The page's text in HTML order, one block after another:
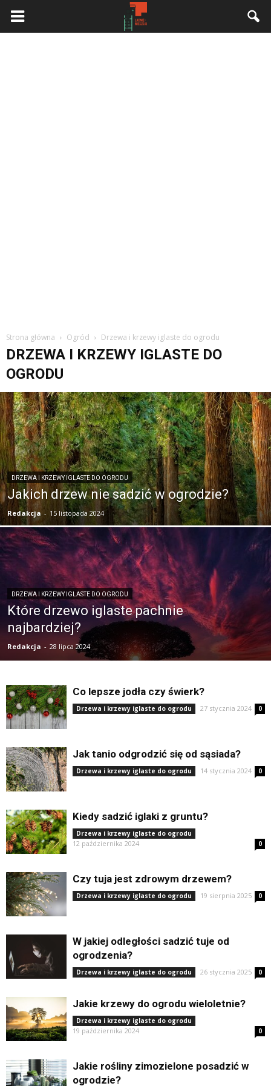
Strona główna Ogród Drzewa i krzewy iglaste do ogrodu
DRZEWA I KRZEWY IGLASTE DO
OGRODU
DRZEWA I KRZEWY IGLASTE DO OGRODU
Jakich drzew nie sadzić w ogrodzie?
Redakcja - 15 listopada 2024
DRZEWA I KRZEWY IGLASTE DO OGRODU
Które drzewo iglaste pachnie
najbardziej?
Redakcja - 28 lipca 2024
Co lepsze jodła czy świerk?
Drzewa i krzewy iglaste do ogrodu 27 stycznia 2024 0
Jak tanio odgrodzić się od sąsiada?
Drzewa i krzewy iglaste do ogrodu 14 stycznia 2024 0
Kiedy sadzić iglaki z gruntu?
Drzewa i krzewy iglaste do ogrodu
12 października 2024 0
Czy tuja jest zdrowym drzewem?
Drzewa i krzewy iglaste do ogrodu 19 sierpnia 2025 0
W jakiej odległości sadzić tuje od
ogrodzenia?
Drzewa i krzewy iglaste do ogrodu 26 stycznia 2025 0
Jakie krzewy do ogrodu wieloletnie?
Drzewa i krzewy iglaste do ogrodu
19 października 2024 0
Jakie rośliny zimozielone posadzić w
ogrodzie?